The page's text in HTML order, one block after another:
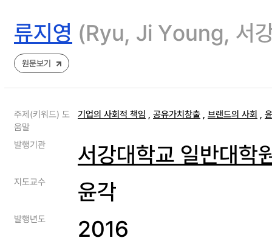
류지영 (Ryu, Ji Young, 서
원문보기
주제(키워드) 도
움말
기업의 사회적 책임 , 공유가치창출 , 브랜드의 사회 ,
발행기관 서강대학교 일반대학
지도교수 윤각
발행년도 2016